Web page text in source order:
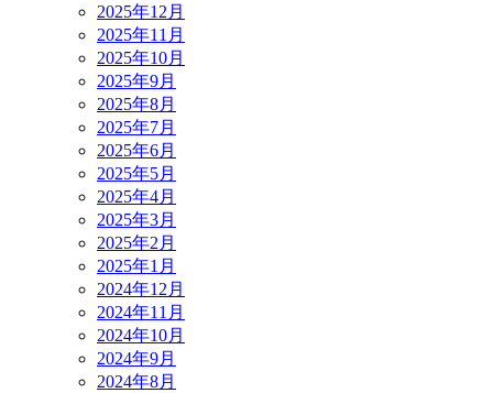
2025年12月
2025年11月
2025年10月
2025年9月
2025年8月
2025年7月
2025年6月
2025年5月
2025年4月
2025年3月
2025年2月
2025年1月
2024年12月
2024年11月
2024年10月
2024年9月
2024年8月